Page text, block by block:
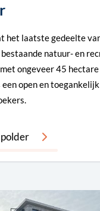
het laatste gedeelte
natuur- en
ongeveer 45 hectare
open en